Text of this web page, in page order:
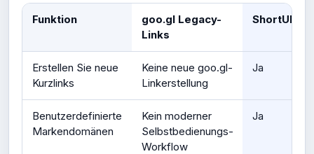
Funktion
goo.gl Legacy-
Links
Erstellen Sie neue
Kurzlinks
Keine neue goo.gl-
Linkerstellung
Ja
Benutzerdefinierte
Markendomänen
Kein moderner
Selbstbedienungs-
Workflow
Ja